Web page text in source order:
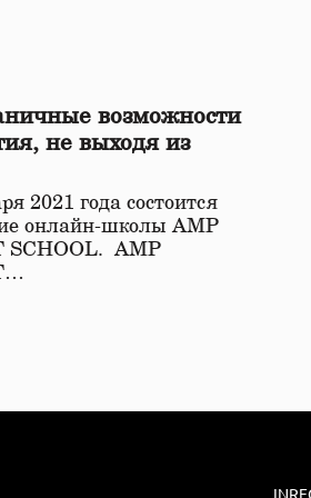
возможности
не выходя из
2021 года состоится
онлайн-школы АМР
SCHOOL. АМР